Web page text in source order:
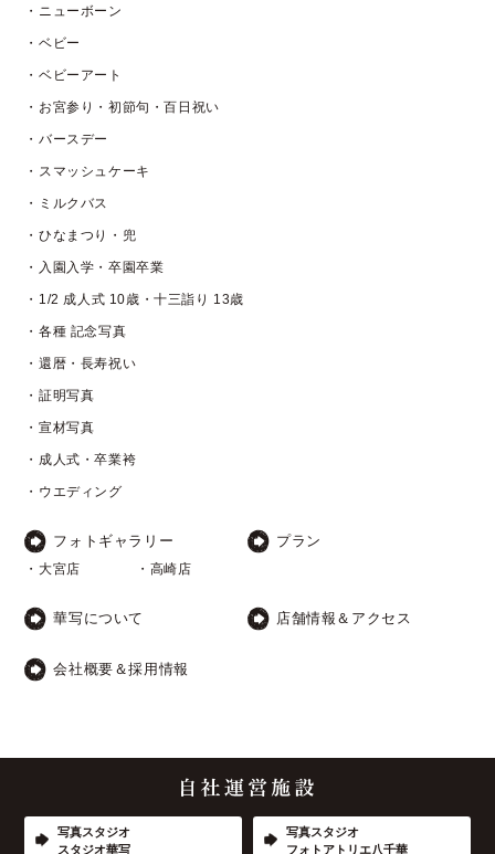
・ニューボーン
・ベビー
・ベビーアート
・お宮参り・初節句・百日祝い
・バースデー
・スマッシュケーキ
・ミルクバス
・ひなまつり・兜
・入園入学・卒園卒業
・1/2 成人式 10歳・十三詣り 13歳
・各種 記念写真
・還暦・長寿祝い
・証明写真
・宣材写真
・成人式・卒業袴
・ウエディング
フォトギャラリー
・大宮店 ・高崎店
プラン
華写について 店舗情報＆アクセス
会社概要＆採用情報
写真スタジオ
スタジオ華写
写真スタジオ
フォトアトリエ八千華